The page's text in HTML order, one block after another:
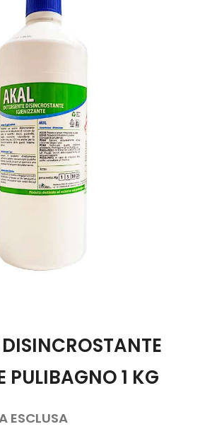
DISINCROSTANTE
PULIBAGNO 1 KG
ESCLUSA